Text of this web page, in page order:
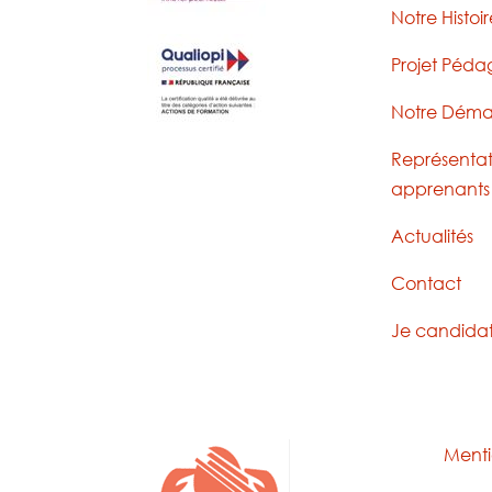
Notre
Projet
Notre
apprenants
Actualités
Contact
Je